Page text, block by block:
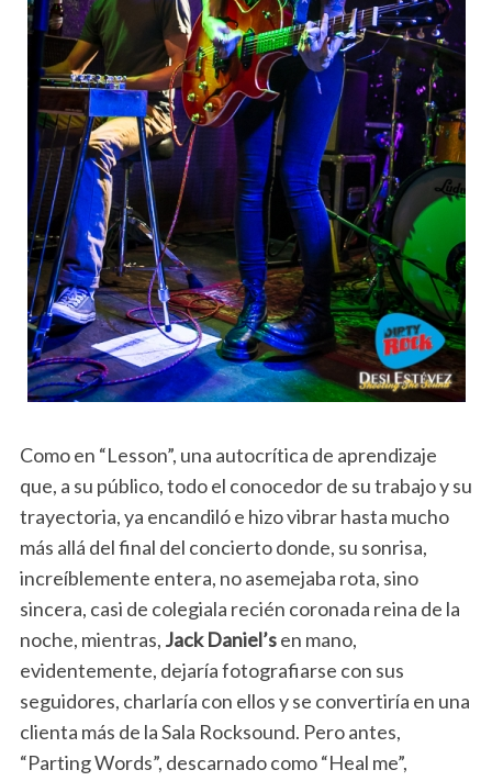
Como en “Lesson”, una autocrítica de aprendizaje
que, a su público, todo el conocedor de su trabajo y su
trayectoria, ya encandiló e hizo vibrar hasta mucho
más allá del final del concierto donde, su sonrisa,
increíblemente entera, no asemejaba rota, sino
sincera, casi de colegiala recién coronada reina de la
noche, mientras, Jack Daniel’sen mano,
evidentemente, dejaría fotografiarse con sus
seguidores, charlaría con ellos y se convertiría en una
clienta más de la Sala Rocksound. Pero antes,
“Parting Words”, descarnado como “Heal me”,